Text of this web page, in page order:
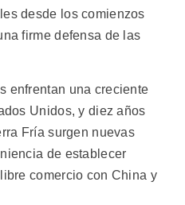
desde los comienzos
firme defensa de las
enfrentan una creciente
Unidos, y diez años
Fría surgen nuevas
de establecer
comercio con China y